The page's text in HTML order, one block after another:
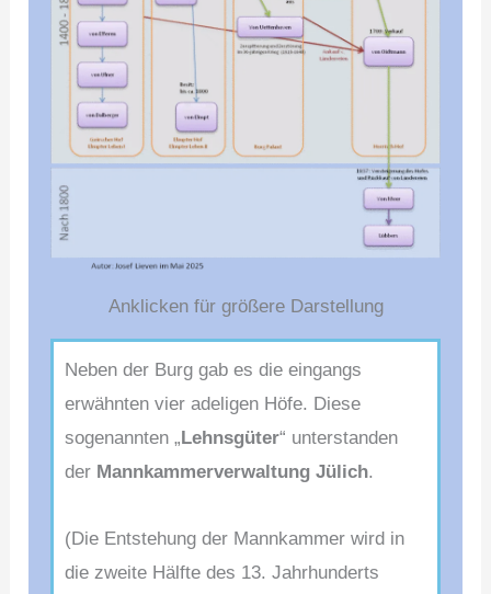
Anklicken für größere Darstellung
Neben der Burg gab es die eingangs
erwähnten vier adeligen Höfe. Diese
sogenannten „Lehnsgüter“ unterstanden
der Mannkammerverwaltung Jülich.
(Die Entstehung der Mannkammer wird in
die zweite Hälfte des 13. Jahrhunderts